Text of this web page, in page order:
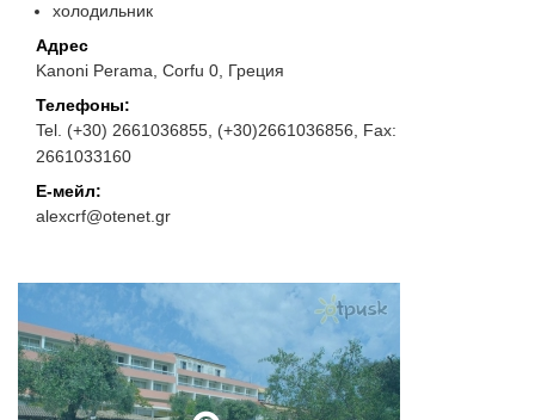
холодильник
Адрес
Kanoni Perama, Corfu 0, Греция
Телефоны:
Tel. (+30) 2661036855, (+30)2661036856, Fax:
2661033160
Е-мейл:
alexcrf@otenet.gr